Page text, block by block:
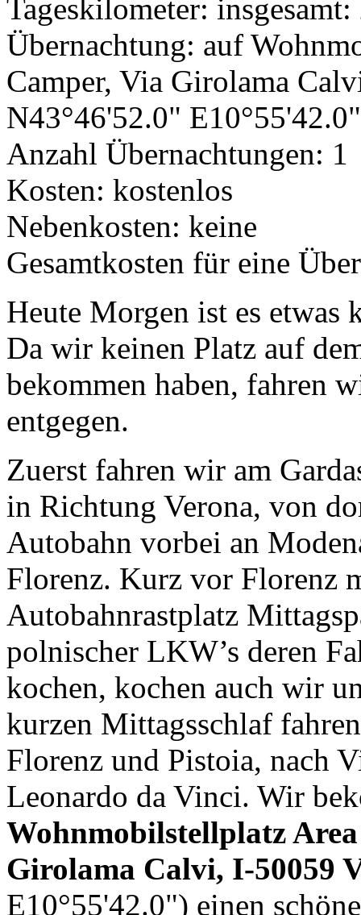
Tageskilometer:
Übernachtung: auf
Camper, Via Girolama
N43°46'52.0" E10°55'42.0"
Anzahl Übernachtungen: 1
Kosten: kostenlos
Nebenkosten: keine
Gesamtkosten für eine
Heute Morgen ist es etwas
Da wir keinen Platz auf
bekommen haben, fahren
entgegen.
Zuerst fahren wir am
in Richtung Verona, von
Autobahn vorbei an
Florenz. Kurz vor Florenz
Autobahnrastplatz
polnischer LKW’s deren
kochen, kochen auch wir
kurzen Mittagsschlaf
Florenz und Pistoia, nach
Leonardo da Vinci. Wir
Wohnmobilstellplatz
Girolama Calvi, I-50059
E10°55'42.0") einen